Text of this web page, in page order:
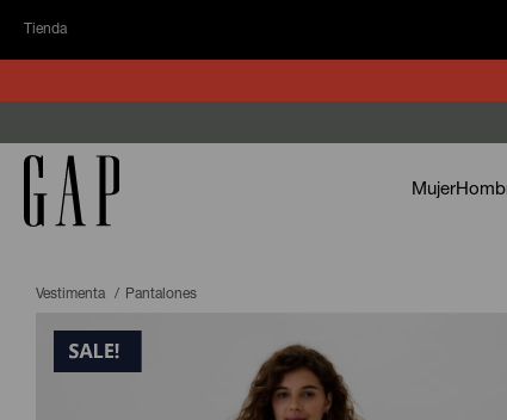
Tienda
Mujer
Vestimenta Pantalones